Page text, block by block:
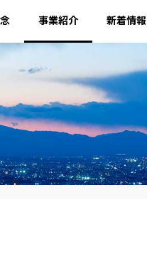
事業紹介 新着情報